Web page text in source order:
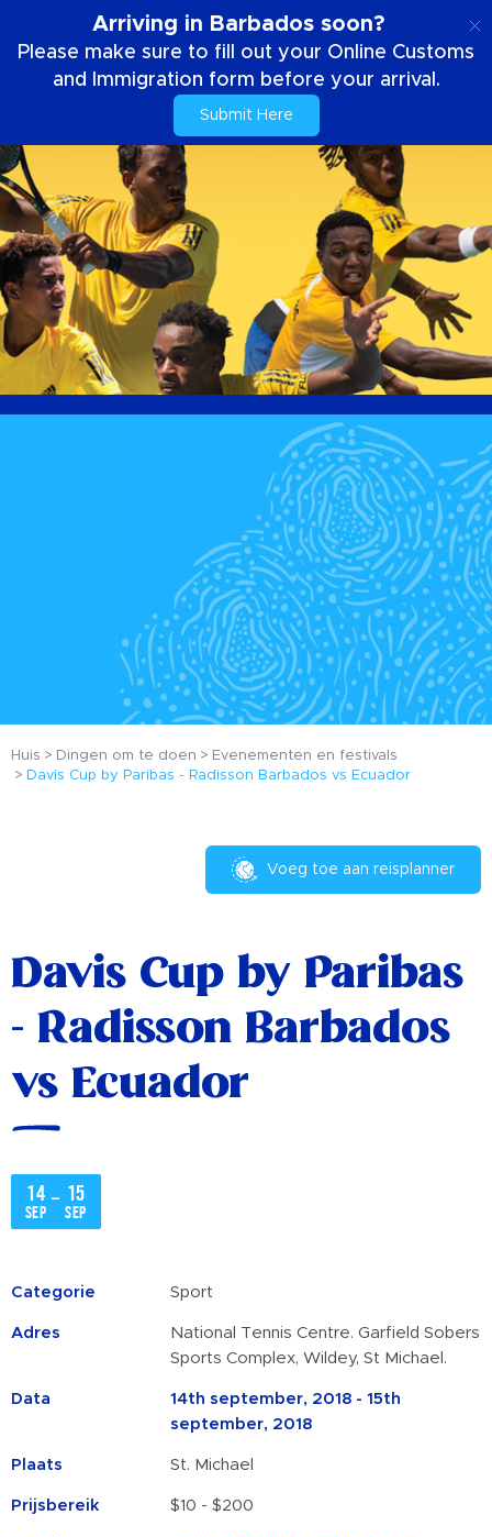
Arriving in Barbados soon?
Please make sure to fill out your Online Customs
and Immigration form before your arrival.
Submit Here
Huis Dingen om te doen
Evenementen en festivals
Davis Cup by Paribas - Radisson Barbados vs Ecuador
Voeg toe aan reisplanner
Davis Cup by Paribas
- Radisson Barbados
vs Ecuador
14
sep
– 15
sep
Categorie Sport
Adres
National Tennis Centre. Garfield Sobers
Sports Complex, Wildey, St Michael.
Data
14th september, 2018 - 15th
september, 2018
Plaats St. Michael
Prijsbereik $10 - $200